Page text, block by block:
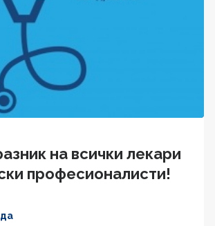
на всички лекари
професионалисти!